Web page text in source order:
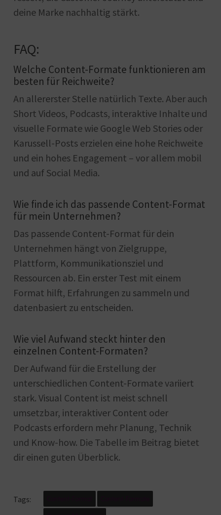
deine Marke nachhaltig stärkt.
FAQ:
Welche Content-Formate funktionieren am
besten für Reichweite?
An allererster Stelle natürlich Texte. Aber auch
Short Videos, Podcasts, interaktive Inhalte und
visuelle Formate wie Google Web Stories oder
Karussell-Posts erzielen eine hohe Reichweite
und ein hohes Engagement – vor allem mobil
und auf Social Media.
Wie finde ich das passende Content-Format
für mein Unternehmen?
Das passende Content-Format für dein
Unternehmen hängt von Zielgruppe,
Plattform, Kommunikationsziel und
Ressourcen ab. Ein erster Test mit einem
Format hilft, Erfahrungen zu sammeln und
datenbasiert zu entscheiden.
Wie viel Aufwand steckt hinter den
einzelnen Content-Formaten?
Der Aufwand für die Erstellung der
unterschiedlichen Content-Formate variiert
stark. Visual Content ist meist schnell
umsetzbar, interaktiver Content oder
Podcasts erfordern mehr Planung, Technik
und Know-how. Die Tabelle im Beitrag bietet
dir einen guten Überblick.
Tags: